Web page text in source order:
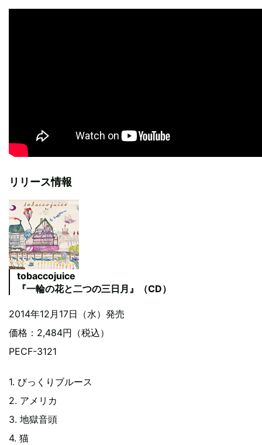
リリース情報
tobaccojuice
『一輪の花と二つの三日月』（CD）
2014年12月17日（水）発売
価格：2,484円（税込）
PECF-3121
1. びっくりブルース
2. アメリカ
3. 地獄音頭
4. 猫